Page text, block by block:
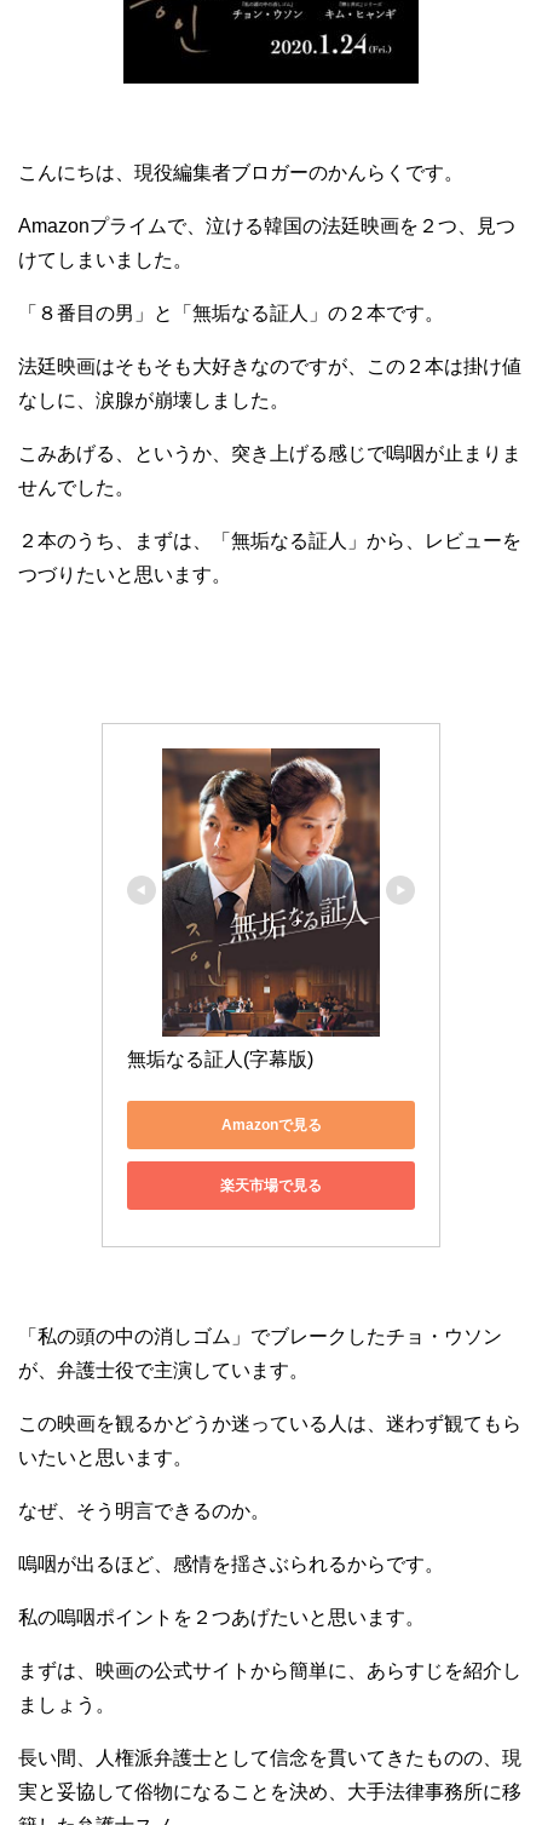
こんにちは、現役編集者ブロガーのかんらくです。
Amazonプライムで、泣ける韓国の法廷映画を２つ、見つ
けてしまいました。
「８番目の男」と「無垢なる証人」の２本です。
法廷映画はそもそも大好きなのですが、この２本は掛け値
なしに、涙腺が崩壊しました。
こみあげる、というか、突き上げる感じで嗚咽が止まりま
せんでした。
２本のうち、まずは、「無垢なる証人」から、レビューを
つづりたいと思います。
無垢なる証人(字幕版)
Amazonで見る
楽天市場で見る
「私の頭の中の消しゴム」でブレークしたチョ・ウソン
が、弁護士役で主演しています。
この映画を観るかどうか迷っている人は、迷わず観てもら
いたいと思います。
なぜ、そう明言できるのか。
嗚咽が出るほど、感情を揺さぶられるからです。
私の嗚咽ポイントを２つあげたいと思います。
まずは、映画の公式サイトから簡単に、あらすじを紹介し
ましょう。
長い間、人権派弁護士として信念を貫いてきたものの、現
実と妥協して俗物になることを決め、大手法律事務所に移